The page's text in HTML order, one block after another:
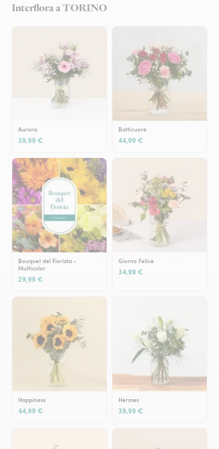
Interflora a TORINO
Aurora
39,99 €
Batticuore
44,99 €
Bouquet del Fiorista -
Multicolor
29,99 €
Giorno Felice
34,99 €
Happiness
44,99 €
Hermes
39,99 €